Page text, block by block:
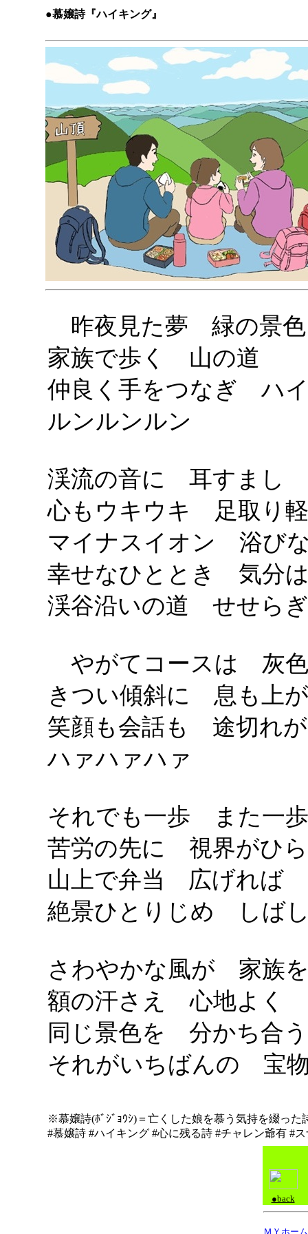
●慕嬢詩『ハイキング』
昨夜見た夢 緑の景色
家族で歩く 山の道
仲良く手をつなぎ ハ
ルンルンルン
渓流の音に 耳すまし
心もウキウキ 足取り
マイナスイオン 浴び
幸せなひととき 気分
渓谷沿いの道 せせら
やがてコースは 灰色
きつい傾斜に 息も上
笑顔も会話も 途切れ
ハァハァハァ
それでも一歩 また一歩
苦労の先に 視界がひ
山上で弁当 広げれば
絶景ひとりじめ しば
さわやかな風が 家族
額の汗さえ 心地よく
同じ景色を 分かち合う
それがいちばんの 宝
※慕嬢詩(ﾎﾞｼﾞｮｳｼ)＝亡くした娘を慕う気持を綴った
#慕嬢詩 #ハイキング #心に残る詩 #チャレン爺有 #
●back
ＭＹホー